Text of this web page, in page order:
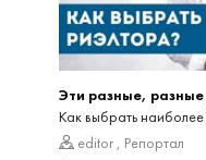
Эти разные, разные
Как выбрать наиболее
editor , Репортал